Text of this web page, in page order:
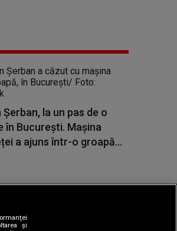
Șerban, la un pas de o
în București. Mașina
a ajuns într-o groapă...
și